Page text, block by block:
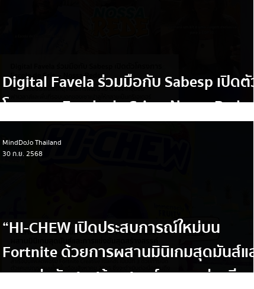
Digital Favela ร่วมมือกับ Sabesp เปิดตัว
โครงการ Escola de Cria – Nossa Rede
“HI-CHEW เปิดประสบการณ์ใหม่บน
Fortnite ด้วยการผสานมินิเกมสุดมันส์และ
การแข่งขันสุดสร้างสรรค์จาก เหล่าครีเอ
MindDoJo Thailand
30 ก.ย. 2568